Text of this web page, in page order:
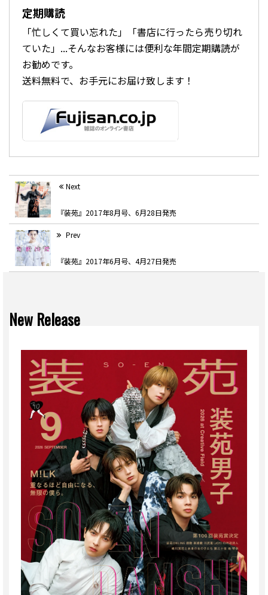
定期購読
「忙しくて買い忘れた」「書店に行ったら売り切れ
ていた」...そんなお客様には便利な年間定期購読が
お勧めです。
送料無料で、お手元にお届け致します！
Next
『装苑』2017年8月号、6月28日発売
Prev
『装苑』2017年6月号、4月27日発売
New Release